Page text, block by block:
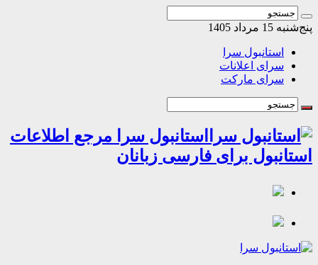
مرداد 1405
استانبول سرا
سرای اعلانات
سرای مارکت
استانبول سرا مرجع اطلاعات
برای فارسی زبانان